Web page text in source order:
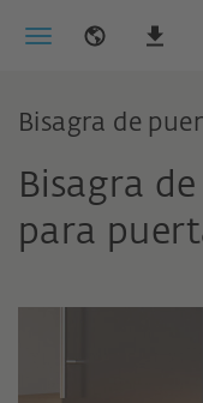
Bisagra de
Bisagra
para